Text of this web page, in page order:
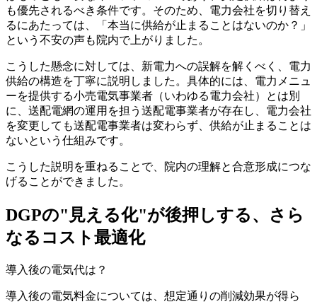
も優先されるべき条件です。そのため、電力会社を切り替え
るにあたっては、「本当に供給が止まることはないのか？」
という不安の声も院内で上がりました。
こうした懸念に対しては、新電力への誤解を解くべく、電力
供給の構造を丁寧に説明しました。具体的には、電力メニュ
ーを提供する小売電気事業者（いわゆる電力会社）とは別
に、送配電網の運用を担う送配電事業者が存在し、電力会社
を変更しても送配電事業者は変わらず、供給が止まることは
ないという仕組みです。
こうした説明を重ねることで、院内の理解と合意形成につな
げることができました。
DGPの"見える化"が後押しする、さら
なるコスト最適化
導入後の電気代は？
導入後の電気料金については、想定通りの削減効果が得ら